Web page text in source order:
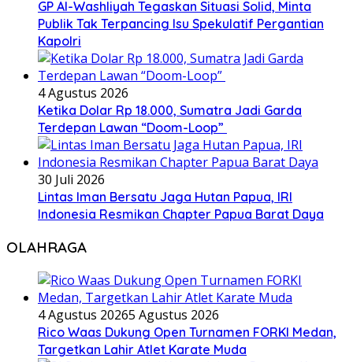
GP Al-Washliyah Tegaskan Situasi Solid, Minta
Publik Tak Terpancing Isu Spekulatif Pergantian
Kapolri
4 Agustus 2026
Ketika Dolar Rp 18.000, Sumatra Jadi Garda
Terdepan Lawan “Doom-Loop”
30 Juli 2026
Lintas Iman Bersatu Jaga Hutan Papua, IRI
Indonesia Resmikan Chapter Papua Barat Daya
OLAHRAGA
4 Agustus 20265 Agustus 2026
Rico Waas Dukung Open Turnamen FORKI Medan,
Targetkan Lahir Atlet Karate Muda